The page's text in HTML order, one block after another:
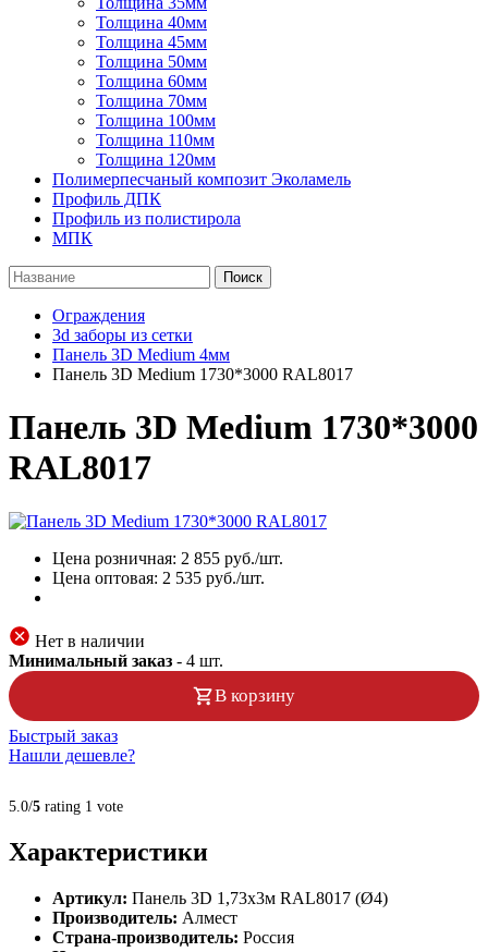
Толщина 40мм
Толщина 45мм
Толщина 50мм
Толщина 60мм
Толщина 70мм
Толщина 100мм
Толщина 110мм
Толщина 120мм
Полимерпесчаный композит Эколамель
Профиль ДПК
Профиль из полистирола
МПК
Поиск
Ограждения
3d заборы из сетки
Панель 3D Medium 4мм
Панель 3D Medium 1730*3000 RAL8017
Панель 3D Medium 1730*3000
RAL8017
Цена розничная: 2 855 руб./шт.
Цена оптовая: 2 535 руб./шт.
Нет в наличии
Минимальный заказ - 4 шт.
В корзину
Быстрый заказ
Нашли дешевле?
5.0/5 rating 1 vote
Характеристики
Артикул: Панель 3D 1,73х3м RAL8017 (Ø4)
Производитель: Алмест
Страна-производитель: Россия